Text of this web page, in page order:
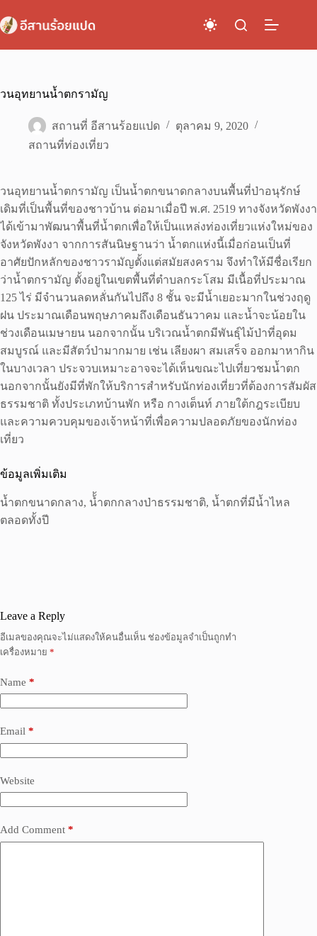
to
content
วนอุทยานน้ำตกรามัญ
สถานที่ อีสานร้อยแปด
ตุลาคม 9, 2020
สถานที่ท่องเที่ยว
วนอุทยานน้ำตกรามัญ เป็นน้ำตกขนาดกลางบนพื้นที่ป่าอนุรักษ์
เดิมที่เป็นพื้นที่ของชาวบ้าน ต่อมาเมื่อปี พ.ศ. 2519 ทางจังหวัดพังงา
ได้เข้ามาพัฒนาพื้นที่น้ำตกเพื่อให้เป็นแหล่งท่องเที่ยวแห่งใหม่ของ
จังหวัดพังงา จากการสันนิษฐานว่า น้ำตกแห่งนี้เมื่อก่อนเป็นที่
อาศัยปักหลักของชาวรามัญตั้งแต่สมัยสงคราม จึงทำให้มีชื่อเรียก
ว่าน้ำตกรามัญ ตั้งอยู่ในเขตพื้นที่ตำบลกระโสม มีเนื้อที่ประมาณ
125 ไร่ มีจำนวนลดหลั่นกันไปถึง 8 ชั้น จะมีน้ำเยอะมากในช่วงฤดู
ฝน ประมาณเดือนพฤษภาคมถึงเดือนธันวาคม และน้ำจะน้อยใน
ช่วงเดือนเมษายน นอกจากนั้น บริเวณน้ำตกมีพันธุ์ไม้ป่าที่อุดม
สมบูรณ์ และมีสัตว์ป่ามากมาย เช่น เลียงผา สมเสร็จ ออกมาหากิน
ในบางเวลา ประจวบเหมาะอาจจะได้เห็นขณะไปเที่ยวชมน้ำตก
นอกจากนั้นยังมีที่พักให้บริการสำหรับนักท่องเที่ยวที่ต้องการสัมผัส
ธรรมชาติ ทั้งประเภทบ้านพัก หรือ กางเต็นท์ ภายใต้กฎระเบียบ
และความควบคุมของเจ้าหน้าที่เพื่อความปลอดภัยของนักท่อง
เที่ยว
ข้อมูลเพิ่มเติม
น้ำตกขนาดกลาง, น้้ำตกกลางป่าธรรมชาติ, น้ำตกที่มีน้ำไหล
ตลอดทั้งปี
Leave a Reply
อีเมลของคุณจะไม่แสดงให้คนอื่นเห็น ช่องข้อมูลจำเป็นถูกทำ
เครื่องหมาย *
Name *
Email *
Website
Add Comment *